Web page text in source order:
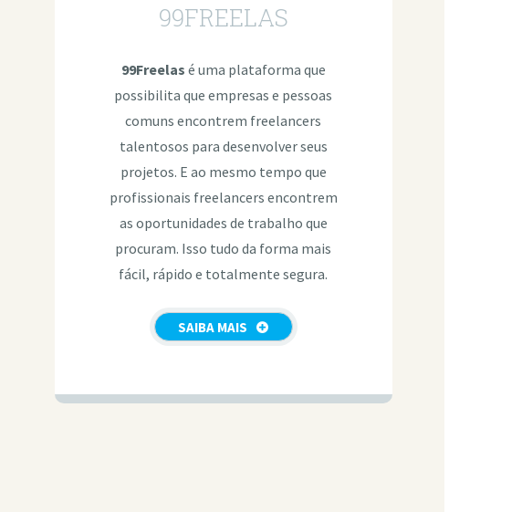
99FREELAS
99Freelas é uma plataforma que
possibilita que empresas e pessoas
comuns encontrem freelancers
talentosos para desenvolver seus
projetos. E ao mesmo tempo que
profissionais freelancers encontrem
as oportunidades de trabalho que
procuram. Isso tudo da forma mais
fácil, rápido e totalmente segura.
SAIBA MAIS